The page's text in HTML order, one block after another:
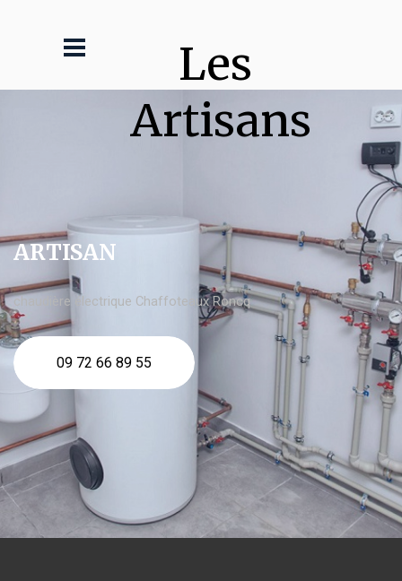
Les
Artisans
ARTISAN
chaudière électrique Chaffoteaux Roncq
09 72 66 89 55